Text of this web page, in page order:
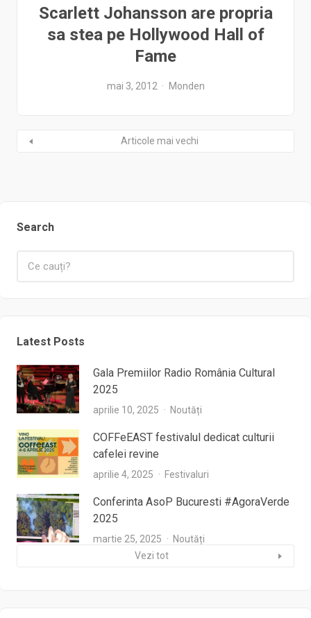
Scarlett Johansson are propria
sa stea pe Hollywood Hall of
Fame
mai 3, 2012 Monden
Articole mai vechi
Search
Latest Posts
Gala Premiilor Radio România Cultural
2025
aprilie 10, 2025 Noutăți
COFFeEAST festivalul dedicat culturii
cafelei revine
aprilie 4, 2025 Festivaluri
Conferinta AsoP Bucuresti #AgoraVerde
2025
martie 25, 2025
Noutăți
Vezi tot